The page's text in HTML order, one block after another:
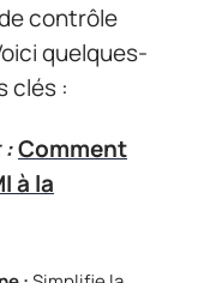
contrôle
quelques-
clés :
:Comment
à la